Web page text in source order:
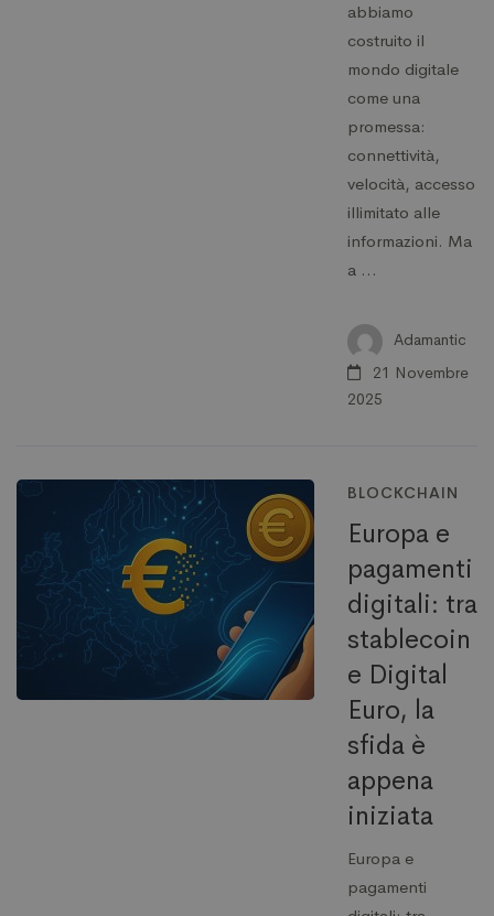
abbiamo
costruito il
mondo digitale
come una
promessa:
connettività,
velocità, accesso
illimitato alle
informazioni. Ma
a …
Adamantic
21 Novembre
2025
BLOCKCHAIN
Europa e
pagamenti
digitali: tra
stablecoin
e Digital
Euro, la
sfida è
appena
iniziata
Europa e
pagamenti